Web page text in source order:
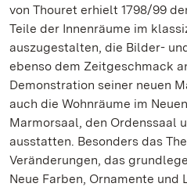
von Thouret erhielt 1798/99
Teile der Innenräume im
auszugestalten, die Bilder-
ebenso dem Zeitgeschmack
Demonstration seiner neuen
auch die Wohnräume im
Marmorsaal, den Ordenssaal
ausstatten. Besonders das
Veränderungen, das
Neue Farben, Ornamente und